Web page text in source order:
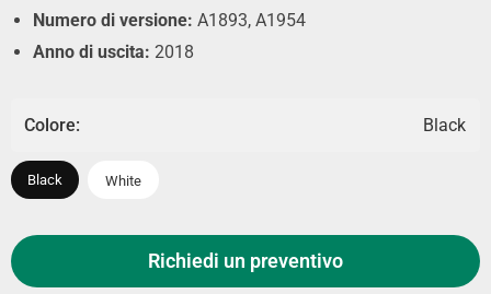
Numero di versione: A1893, A1954
Anno di uscita: 2018
Colore: Black
Black White
Richiedi un preventivo